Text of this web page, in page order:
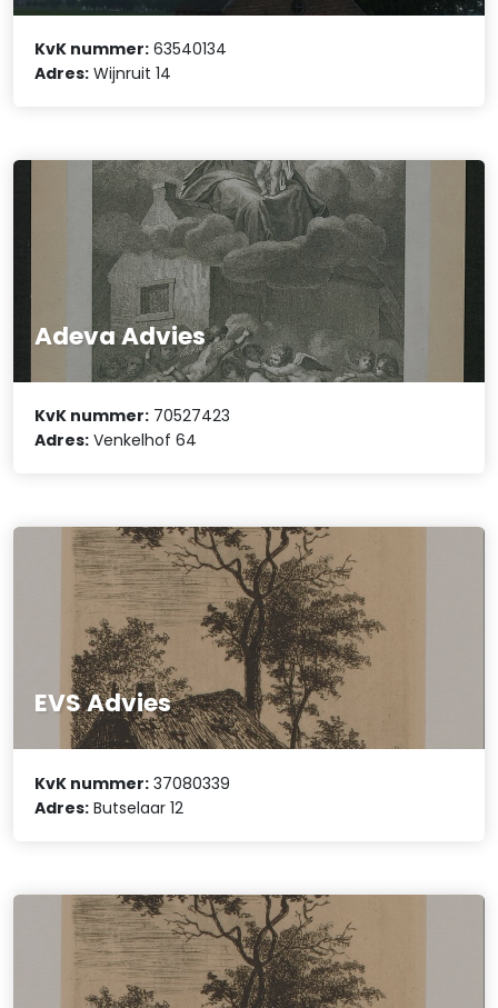
KvK nummer: 63540134
Adres: Wijnruit 14
Adeva Advies
KvK nummer: 70527423
Adres: Venkelhof 64
EVS Advies
KvK nummer: 37080339
Adres: Butselaar 12